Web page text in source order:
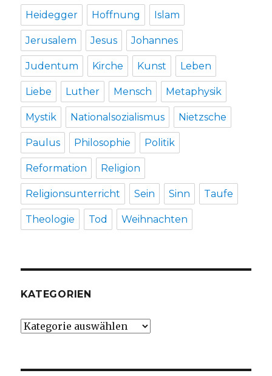
Heidegger Hoffnung Islam
Jerusalem Jesus Johannes
Judentum Kirche Kunst Leben
Liebe Luther Mensch Metaphysik
Mystik Nationalsozialismus Nietzsche
Paulus Philosophie Politik
Reformation Religion
Religionsunterricht Sein Sinn Taufe
Theologie Tod Weihnachten
KATEGORIEN
Kategorien